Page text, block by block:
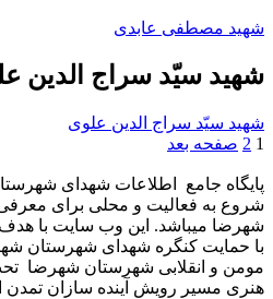
شهید مصطفی عابدی
شهید سیّد سراج الدین
شهید سیّد سراج الدین علوی
1
2 صفحه بعد
شروع به فعالیت و محلی برای
شهرضا میباشد. این وب سایت با هدف
با حمایت کنگره شهدای شهرستان
مومن و انقلابی شهرستان شهرضا
هنری مسیر رویش آینده سازان تمدن